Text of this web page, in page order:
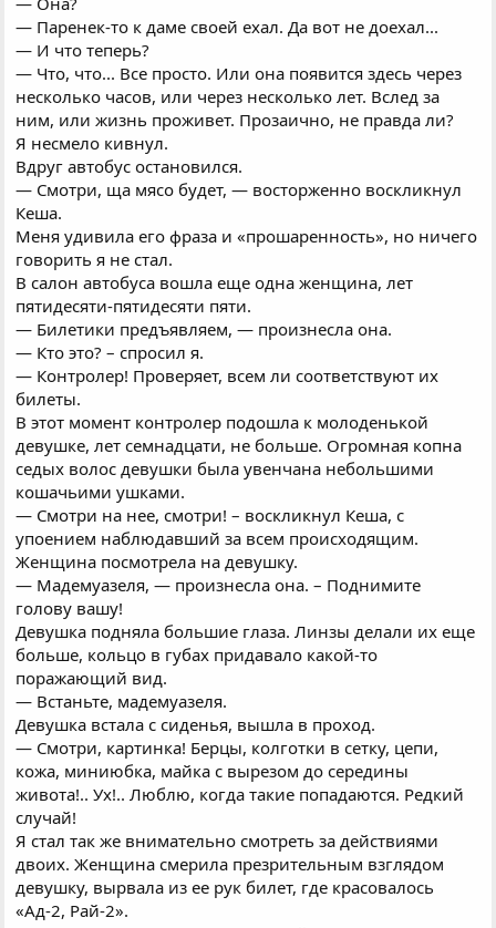
— Паренек-то к даме своей ехал. Да вот не доехал...
— И что теперь?
— Что, что... Все просто. Или она появится здесь через
несколько часов, или через несколько лет. Вслед за
ним, или жизнь проживет. Прозаично, не правда ли?
Я несмело кивнул.
Вдруг автобус остановился.
— Смотри, ща мясо будет, — восторженно воскликнул
Кеша.
Меня удивила его фраза и «прошаренность», но ничего
говорить я не стал.
В салон автобуса вошла еще одна женщина, лет
пятидесяти-пятидесяти пяти.
— Билетики предъявляем, — произнесла она.
— Кто это? – спросил я.
— Контролер! Проверяет, всем ли соответствуют их
билеты.
В этот момент контролер подошла к молоденькой
девушке, лет семнадцати, не больше. Огромная копна
седых волос девушки была увенчана небольшими
кошачьими ушками.
— Смотри на нее, смотри! – воскликнул Кеша, с
упоением наблюдавший за всем происходящим.
Женщина посмотрела на девушку.
— Мадемуазеля, — произнесла она. – Поднимите
голову вашу!
Девушка подняла большие глаза. Линзы делали их еще
больше, кольцо в губах придавало какой-то
поражающий вид.
— Встаньте, мадемуазеля.
Девушка встала с сиденья, вышла в проход.
— Смотри, картинка! Берцы, колготки в сетку, цепи,
кожа, миниюбка, майка с вырезом до середины
живота!.. Ух!.. Люблю, когда такие попадаются. Редкий
случай!
Я стал так же внимательно смотреть за действиями
двоих. Женщина смерила презрительным взглядом
девушку, вырвала из ее рук билет, где красовалось
«Ад-2, Рай-2».